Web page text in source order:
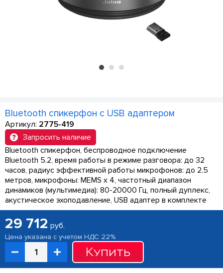
Bluetooth спикерфон с USB адаптером
Артикул: 2775-419
Запросить наличие
Bluetooth спикерфон, беспроводное подключение
Bluetooth 5.2, время работы в режиме разговора: до 32
часов, радиус эффективной работы микрофонов: до 2.5
метров, микрофоны: MEMS x 4, частотный диапазон
динамиков (мультимедиа): 80-20000 Гц, полный дуплекс,
акустическое эхоподавление, USB адаптер в комплекте
29 712 руб.
Цена указана с учетом НДС 22%
Купить